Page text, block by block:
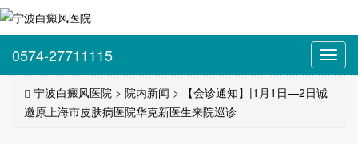
0574-27711115
宁波白癜风医院 > 院内新闻 >
【会诊通知】|1月1日—2日诚
邀原上海市皮肤病医院华克新医生来院巡诊